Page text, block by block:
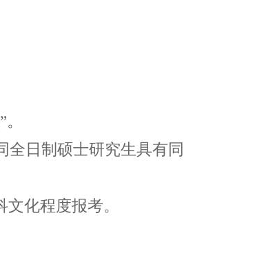
”。
全日制硕士研究生具有同
化程度报考。